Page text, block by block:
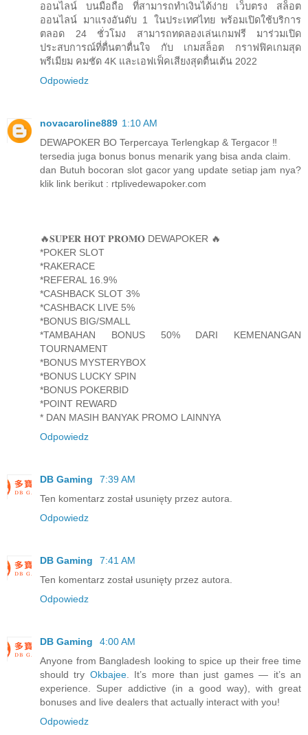
ออนไลน์ บนมือถือ ที่สามารถทำเงินได้ง่าย เว็บตรง สล็อต
ออนไลน์ มาแรงอันดับ 1 ในประเทศไทย พร้อมเปิดใช้บริการ
ตลอด 24 ชั่วโมง สามารถทดลองเล่นเกมฟรี มาร่วมเปิด
ประสบการณ์ที่ตื่นตาตื่นใจ กับ เกมสล็อต กราฟฟิคเกมสุด
พรีเมียม คมชัด 4K และเอฟเฟ็คเสียงสุดตื่นเต้น 2022
Odpowiedz
novacaroline889 1:10 AM
DEWAPOKER BO Terpercaya Terlengkap & Tergacor ‼️
tersedia juga bonus bonus menarik yang bisa anda claim.
dan Butuh bocoran slot gacor yang update setiap jam nya?
klik link berikut : rtplivedewapoker.com
🔥𝐒𝐔𝐏𝐄𝐑 𝐇𝐎𝐓 𝐏𝐑𝐎𝐌𝐎 DEWAPOKER 🔥
*POKER SLOT
*RAKERACE
*REFERAL 16.9%
*CASHBACK SLOT 3%
*CASHBACK LIVE 5%
*BONUS BIG/SMALL
*TAMBAHAN BONUS 50% DARI KEMENANGAN
TOURNAMENT
*BONUS MYSTERYBOX
*BONUS LUCKY SPIN
*BONUS POKERBID
*POINT REWARD
* DAN MASIH BANYAK PROMO LAINNYA
Odpowiedz
DB Gaming
7:39 AM
Ten komentarz został usunięty przez autora.
Odpowiedz
DB Gaming
7:41 AM
Ten komentarz został usunięty przez autora.
Odpowiedz
DB Gaming
4:00 AM
Anyone from Bangladesh looking to spice up their free time
should try Okbajee. It’s more than just games — it’s an
experience. Super addictive (in a good way), with great
bonuses and live dealers that actually interact with you!
Odpowiedz